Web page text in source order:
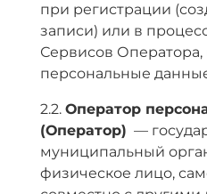
при регистрации
записи) или в
Сервисов Оператора,
персональные
2.2. Оператор
(Оператор) —
муниципальный
физическое лицо,